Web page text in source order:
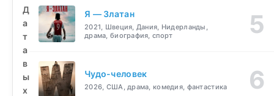
бесплатно
Д
а
т
а
в
ы
х
Я — Златан
2021, Швеция, Дания, Нидерланды,
драма, биография, спорт
Чудо-человек
2026, США, драма, комедия, фантастика